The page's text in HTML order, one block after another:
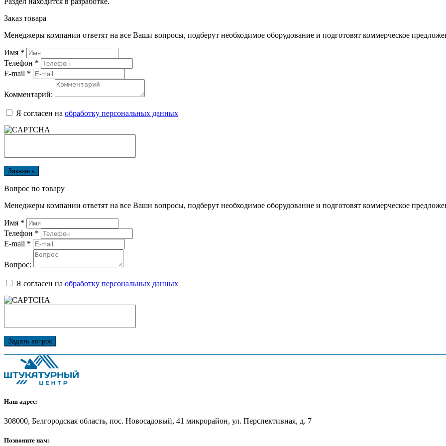
Заказ товара
Менеджеры компании ответят на все Ваши вопросы, подберут необходимое оборудование и подготовят коммерческое
Имя *
Телефон *
E-mail *
Комментарий:
Я согласен на обработку персональных данных
Заказать
Вопрос по товару
Менеджеры компании ответят на все Ваши вопросы, подберут необходимое оборудование и подготовят коммерческое
Имя *
Телефон *
E-mail *
Вопрос:
Я согласен на обработку персональных данных
Задать вопрос
Наш адрес:
308000, Белгородская область, пос. Новосадовый, 41 микрорайон, ул. Перспективная, д. 7
Позвоните нам: